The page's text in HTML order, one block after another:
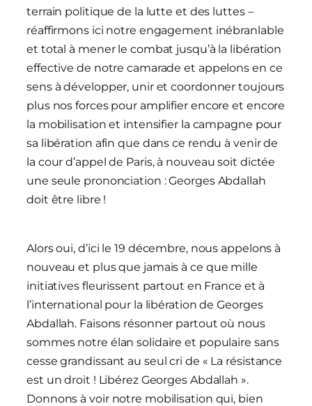
terrain politique de la lutte et des luttes –
réaffirmons ici notre engagement inébranlable
et total à mener le combat jusqu’à la libération
effective de notre camarade et appelons en ce
sens à développer, unir et coordonner toujours
plus nos forces pour amplifier encore et encore
la mobilisation et intensifier la campagne pour
sa libération afin que dans ce rendu à venir de
la cour d’appel de Paris, à nouveau soit dictée
une seule prononciation : Georges Abdallah
doit être libre !
Alors oui, d’ici le 19 décembre, nous appelons à
nouveau et plus que jamais à ce que mille
initiatives fleurissent partout en France et à
l’international pour la libération de Georges
Abdallah. Faisons résonner partout où nous
sommes notre élan solidaire et populaire sans
cesse grandissant au seul cri de « La résistance
est un droit ! Libérez Georges Abdallah ».
Donnons à voir notre mobilisation qui, bien